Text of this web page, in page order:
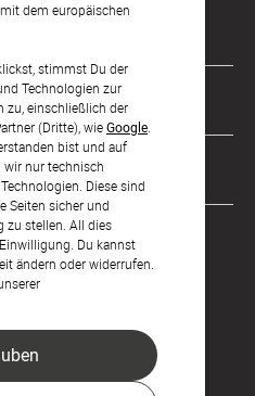
dem europäischen
stimmst Du der
Technologien zur
zu, einschließlich der
(Dritte), wieGoogle
bist und auf
wir nur technisch
Diese sind
Seiten sicher und
zu stellen. All dies
Du kannst
ändern oder widerrufen.